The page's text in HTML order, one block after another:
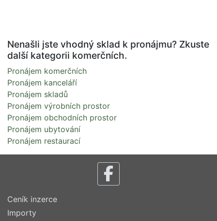
Nenašli jste vhodný sklad k pronájmu? Zkuste
další kategorii komerčních.
Pronájem komerčních
Pronájem kanceláří
Pronájem skladů
Pronájem výrobních prostor
Pronájem obchodních prostor
Pronájem ubytování
Pronájem restaurací
Ceník inzerce
Importy